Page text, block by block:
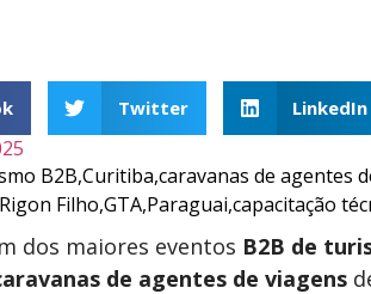
Twitter LinkedIn
dos maiores eventos B2B de
de agentes de viagens